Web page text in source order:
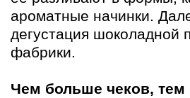
ароматные начинки.
дегустация шоколадной
фабрики.
Чем больше чеков,